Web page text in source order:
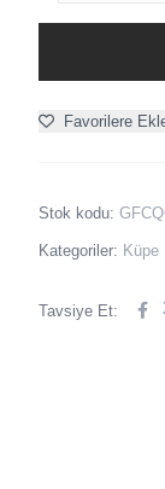
Favorilere
Stok kodu:
Kategoriler: Küpe
Tavsiye Et: